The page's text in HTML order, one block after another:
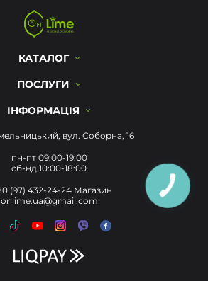
КАТАЛОГ
ПОСЛУГИ
ІНФОРМАЦІЯ
вул. Соборна, 16
пн-пт 09:00-19:00
сб-нд 10:00-18:00
(97) 432-24-24 Магазин
onlime.ua@gmail.com
КНОПКА
ЗВ'ЯЗКУ